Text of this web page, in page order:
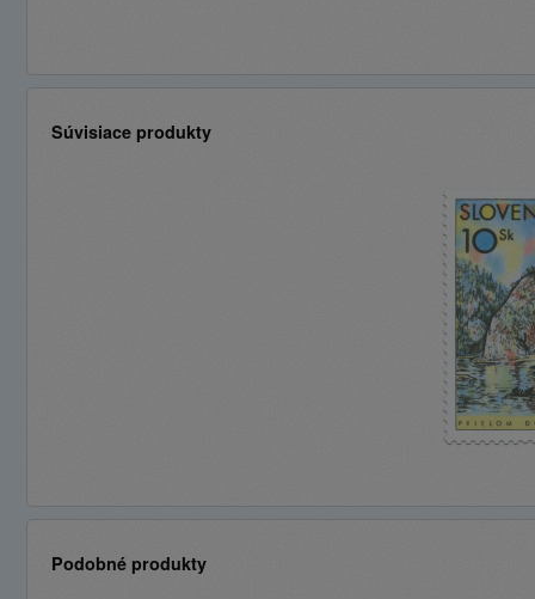
Súvisiace produkty
Podobné produkty